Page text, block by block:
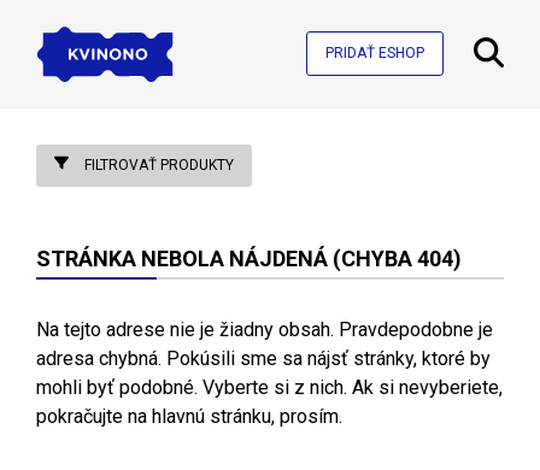
PRIDAŤ ESHOP
FILTROVAŤ PRODUKTY
STRÁNKA NEBOLA NÁJDENÁ (CHYBA 404)
Na tejto adrese nie je žiadny obsah. Pravdepodobne je
adresa chybná. Pokúsili sme sa nájsť stránky, ktoré by
mohli byť podobné. Vyberte si z nich. Ak si nevyberiete,
pokračujte na hlavnú stránku, prosím.